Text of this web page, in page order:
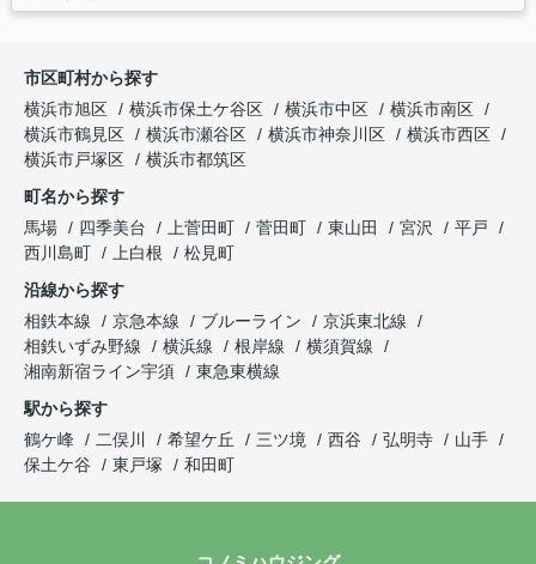
市区町村から探す
横浜市旭区
横浜市保土ケ谷区 横浜市中区
横浜市南区
横浜市鶴見区
横浜市瀬谷区 横浜市神奈川区
横浜市西区
横浜市戸塚区
横浜市都筑区
町名から探す
馬場
四季美台 上菅田町 菅田町 東山田 宮沢
平戸
西川島町
上白根
松見町
沿線から探す
相鉄本線
京急本線 ブルーライン
京浜東北線
相鉄いずみ野線
横浜線 根岸線
横須賀線
湘南新宿ライン宇須
東急東横線
駅から探す
鶴ケ峰
二俣川 希望ケ丘 三ツ境 西谷 弘明寺
山手
保土ケ谷
東戸塚 和田町